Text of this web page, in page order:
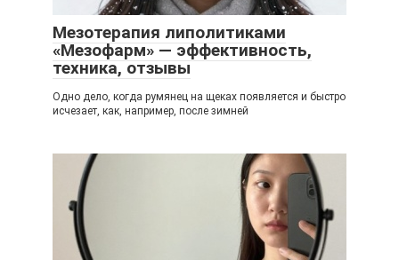
Мезотерапия липолитиками
«Мезофарм» — эффективность,
техника, отзывы
Одно дело, когда румянец на щеках появляется и быстро
исчезает, как, например, после зимней